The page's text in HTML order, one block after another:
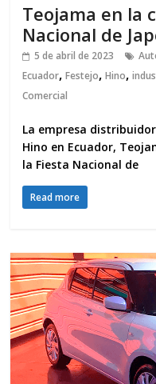
Teojama en la
Nacional de
5 de abril de 2023
Ecuador,Festejo,Hino,
Comercial
La empresa
Hino en Ecuador,
la Fiesta Nacional de
Read more